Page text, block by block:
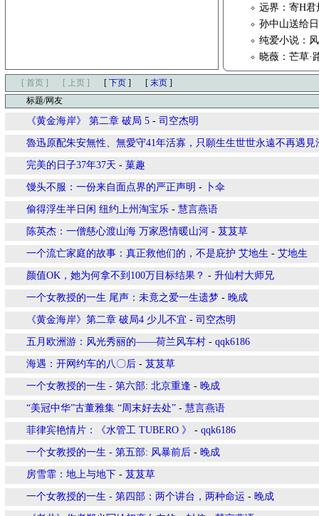
远界：寄H君
孙中山送给
纯爱小说：
晓薇：芒草·
[ 首页 ] [ 上页 ] [ 下页 ] [ 末页 ]
标题/网友
《黄金海岸》 第二章 破局 5 - 司空杰明
魯迅原配朱安無性、無愛守41年活寡，只願生生世世永遠不再遇見
完美的日子37年37天 - 菓趣
馒头不服：一份来自面点界的严正声明 - 卜伞
偷得浮生半日闲 纽约上州淘宝乐 - 慧言燕语
陈英杰：一僧慈心渡山海 万家恩情暖山河 - 芨芨草
一个流亡家庭的故事：真正救他们的，不是庇护 艾地生 - 艾地生
颜值OK，她为何拿不到100万目标结果？ - 升仙村大师兄
一个女教授的一生 尾声：未竟之爱一生遗梦 - 晚成
《黄金海岸》第二章 破局4 少儿不宜 - 司空杰明
五月欧洲游：风光秀丽的——荷兰风车村 - qqk6186
海遇：开网约车的八〇后 - 芨芨草
一个女教授的一生 - 第六部: 北京重逢 - 晚成
“美冠中华”古董雅集 “周末好去处” - 慧言燕语
菲律宾艳情片：《水管工 TUBERO 》 - qqk6186
一个女教授的一生 - 第五部: 风暴前后 - 晚成
房雪霏：地上与地下 - 芨芨草
一个女教授的一生 - 第四部：两个讲台，两种命运 - 晚成